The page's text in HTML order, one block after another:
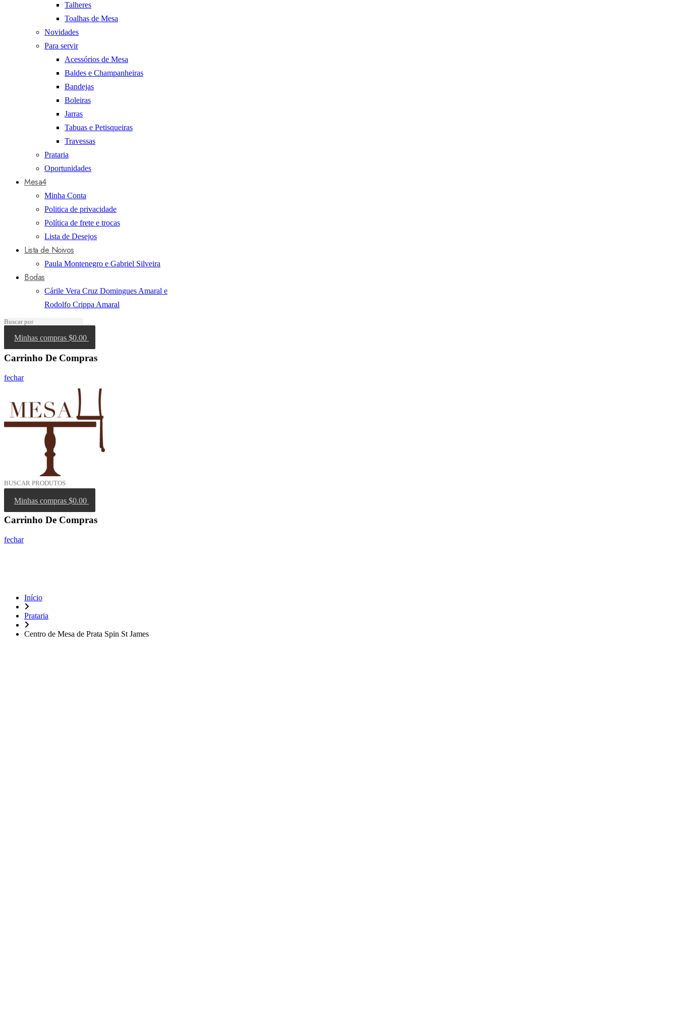
Talheres
Toalhas de Mesa
Novidades
Para servir
Acessórios de Mesa
Baldes e Champanheiras
Bandejas
Boleiras
Jarras
Tabuas e Petisqueiras
Travessas
Prataria
Oportunidades
Mesa4
Minha Conta
Politica de privacidade
Política de frete e trocas
Lista de Desejos
Lista de Noivos
Paula Montenegro e Gabriel Silveira
Bodas
Cárile Vera Cruz Domingues Amaral e
Rodolfo Crippa Amaral
Minhas compras $0.00
Carrinho De Compras
fechar
Minhas compras $0.00
Carrinho De Compras
fechar
Início
Prataria
Centro de Mesa de Prata Spin St James